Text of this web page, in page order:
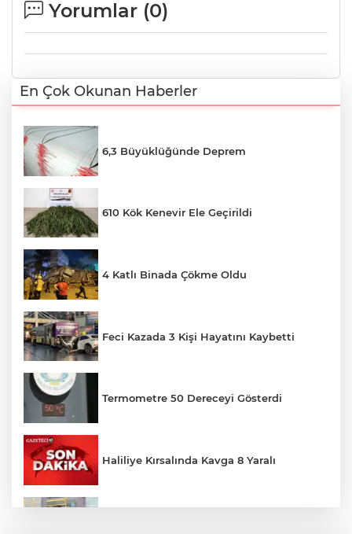
Yorumlar (0)
En Çok Okunan Haberler
6,3 Büyüklüğünde Deprem
610 Kök Kenevir Ele Geçirildi
4 Katlı Binada Çökme Oldu
Feci Kazada 3 Kişi Hayatını Kaybetti
Termometre 50 Dereceyi Gösterdi
Haliliye Kırsalında Kavga 8 Yaralı